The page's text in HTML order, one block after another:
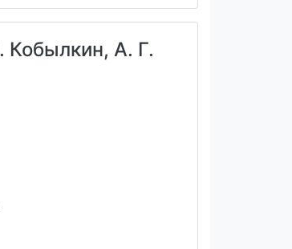
Кобылкин, А. Г.